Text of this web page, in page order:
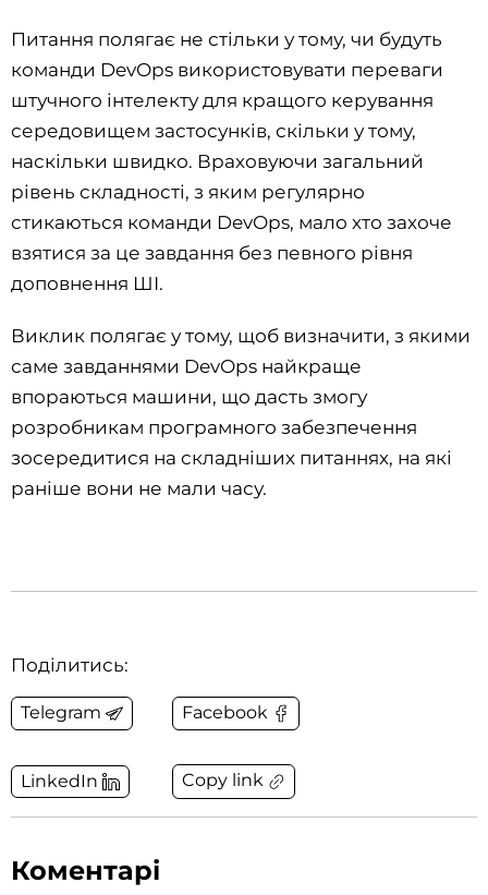
Питання полягає не стільки у тому, чи будуть
команди DevOps використовувати переваги
штучного інтелекту для кращого керування
середовищем застосунків, скільки у тому,
наскільки швидко. Враховуючи загальний
рівень складності, з яким регулярно
стикаються команди DevOps, мало хто захоче
взятися за це завдання без певного рівня
доповнення ШІ.
Виклик полягає у тому, щоб визначити, з якими
саме завданнями DevOps найкраще
впораються машини, що дасть змогу
розробникам програмного забезпечення
зосередитися на складніших питаннях, на які
раніше вони не мали часу.
Поділитись:
Telegram Facebook
LinkedIn Copy link
Коментарі